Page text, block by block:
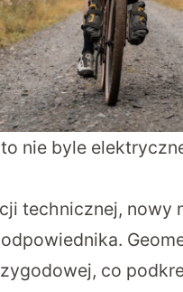
nie byle
technicznej, nowy
co